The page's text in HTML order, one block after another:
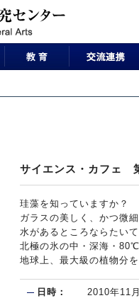
サイエンス・カフェ
珪藻を知っていますか？
ガラスの美しく、かつ微
水があるところならたい
北極の氷の中・深海・
地球上、最大級の植物分
日時： 2010年11